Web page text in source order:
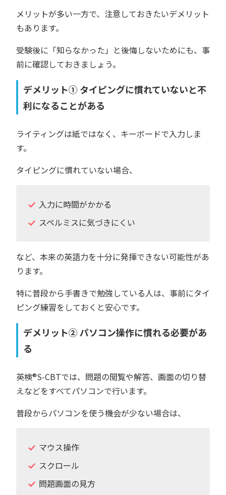
メリットが多い一方で、注意しておきたいデメリット
もあります。
受験後に「知らなかった」と後悔しないためにも、事
前に確認しておきましょう。
デメリット① タイピングに慣れていないと不
利になることがある
ライティングは紙ではなく、キーボードで入力しま
す。
タイピングに慣れていない場合、
入力に時間がかかる
スペルミスに気づきにくい
など、本来の英語力を十分に発揮できない可能性があ
ります。
特に普段から手書きで勉強している人は、事前にタイ
ピング練習をしておくと安心です。
デメリット② パソコン操作に慣れる必要があ
る
英検®︎S-CBTでは、問題の閲覧や解答、画面の切り替
えなどをすべてパソコンで行います。
普段からパソコンを使う機会が少ない場合は、
マウス操作
スクロール
問題画面の見方